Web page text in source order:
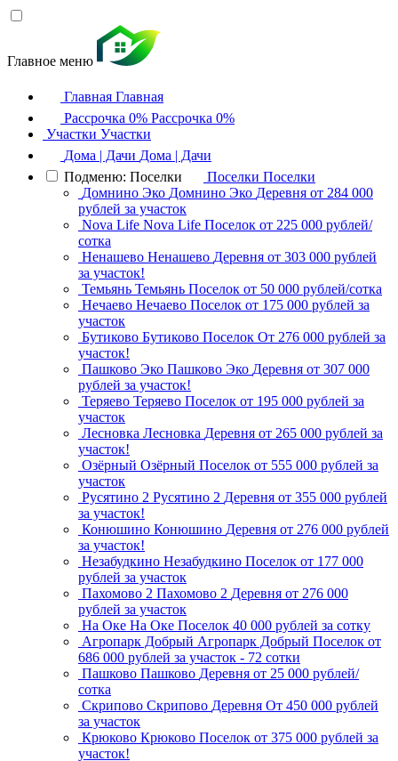
Главное меню
Главная Главная
Рассрочка 0% Рассрочка 0%
Участки Участки
Дома | Дачи Дома | Дачи
Подменю: Поселки
Поселки Поселки
Домнино Эко Домнино Эко Деревня от 284 000
рублей за участок
Nova Life Nova Life Поселок от 225 000 рублей/
сотка
Ненашево Ненашево Деревня от 303 000 рублей
за участок!
Темьянь Темьянь Поселок от 50 000 рублей/сотка
Нечаево Нечаево Поселок от 175 000 рублей за
участок
Бутиково Бутиково Поселок От 276 000 рублей за
участок!
Пашково Эко Пашково Эко Деревня от 307 000
рублей за участок!
Теряево Теряево Поселок от 195 000 рублей за
участок
Лесновка Лесновка Деревня от 265 000 рублей за
участок!
Озёрный Озёрный Поселок от 555 000 рублей за
участок
Русятино 2 Русятино 2 Деревня от 355 000 рублей
за участок!
Конюшино Конюшино Деревня от 276 000 рублей
за участок!
Незабудкино Незабудкино Поселок от 177 000
рублей за участок
Пахомово 2 Пахомово 2 Деревня от 276 000
рублей за участок
На Оке На Оке Поселок 40 000 рублей за сотку
Агропарк Добрый Агропарк Добрый Поселок от
686 000 рублей за участок - 72 сотки
Пашково Пашково Деревня от 25 000 рублей/
сотка
Скрипово Скрипово Деревня От 450 000 рублей
за участок
Крюково Крюково Поселок от 375 000 рублей за
участок!